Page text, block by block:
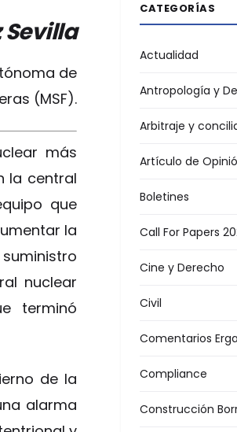
Sevilla
de
(MSF).
más
la central
que
la
nuclear
terminó
de la
alarma
CATEGORÍAS
Actualidad
Antropología y
Arbitraje y
Artículo de
Boletines
Call For Papers
Cine y Derecho
Civil
Comentarios
Compliance
Construcción